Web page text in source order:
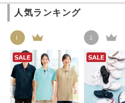
人気ランキング
1 2